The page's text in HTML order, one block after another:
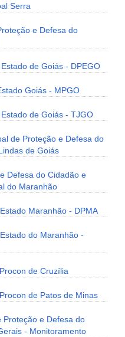
Serra
e Defesa do
de Goiás - DPEGO
Goiás - MPGO
de Goiás - TJGO
de Proteção e Defesa do
de Goiás
Defesa do Cidadão e
do Maranhão
Maranhão - DPMA
do Maranhão -
de Cruzília
de Patos de Minas
Proteção e Defesa do
- Monitoramento